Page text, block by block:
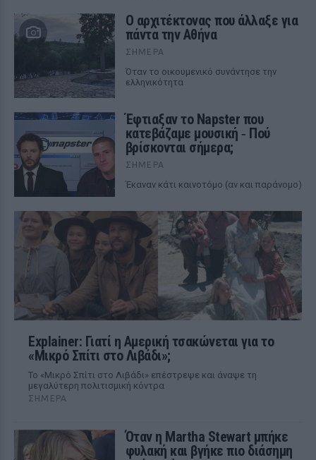
Ο αρχιτέκτονας που άλλαξε για
πάντα την Αθήνα
ΣΉΜΕΡΑ
Όταν το οικουμενικό συνάντησε την
ελληνικότητα
Έφτιαξαν το Napster που
κατεβάζαμε μουσική ‑ Πού
βρίσκονται σήμερα;
ΣΉΜΕΡΑ
Έκαναν κάτι καινοτόμο (αν και παράνομο)
Explainer: Γιατί η Αμερική τσακώνεται για το
«Μικρό Σπίτι στο Λιβάδι»;
Το «Μικρό Σπίτι στο Λιβάδι» επέστρεψε και άναψε τη
μεγαλύτερη πολιτισμική κόντρα
ΣΉΜΕΡΑ
Όταν η Martha Stewart μπήκε
φυλακή και βγήκε πιο διάσημη